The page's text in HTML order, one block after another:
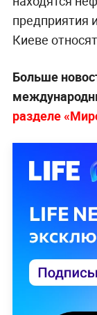
предприятия
Киеве
Больше
разделе